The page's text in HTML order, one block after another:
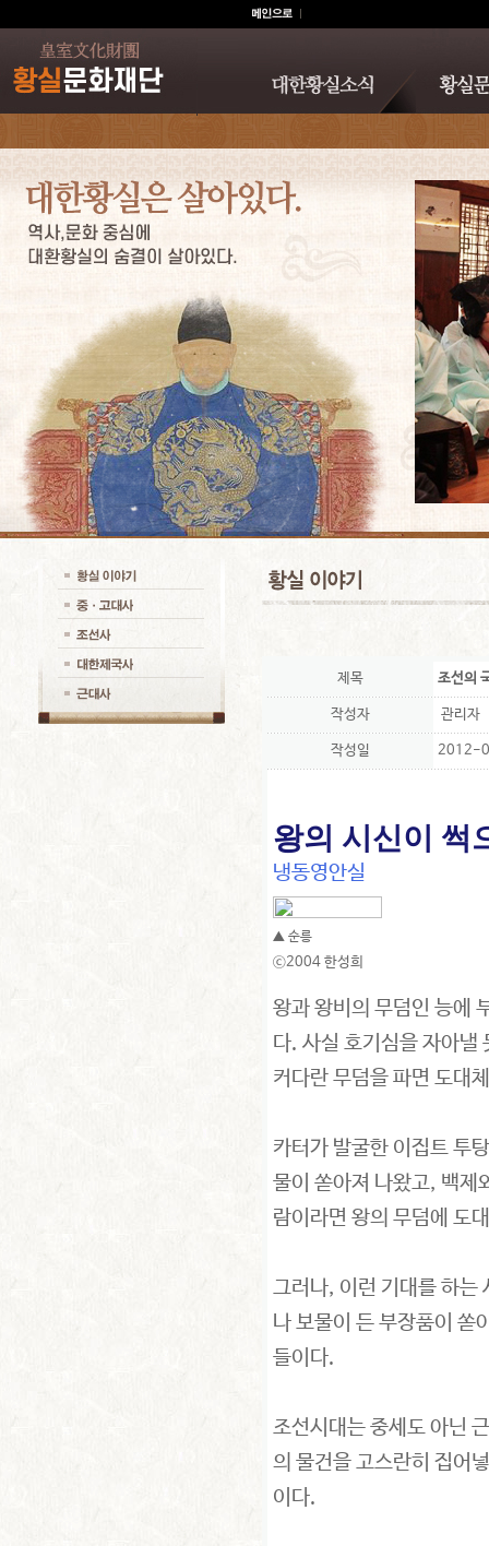
제목 조선의
작성자 관리자
작성일 2012-
왕의 시신이 썩
냉동영안실
▲ 순릉
ⓒ2004 한성희
왕과 왕비의 무덤인 능에
다. 사실 호기심을 자아낼
커다란 무덤을 파면 도대
카터가 발굴한 이집트 투
물이 쏟아져 나왔고, 백제
람이라면 왕의 무덤에 도
그러나, 이런 기대를 하는
나 보물이 든 부장품이 쏟
들이다.
조선시대는 중세도 아닌
의 물건을 고스란히 집어
이다.